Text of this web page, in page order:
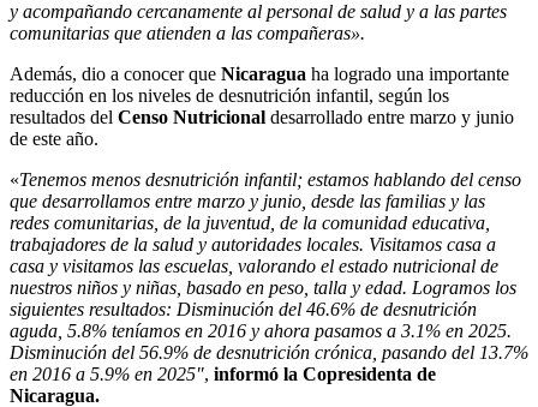
y acompañando cercanamente al personal de salud y a las partes
comunitarias que atienden a las compañeras».
Además, dio a conocer que Nicaragua ha logrado una importante
reducción en los niveles de desnutrición infantil, según los
resultados del Censo Nutricional desarrollado entre marzo y junio
de este año.
«Tenemos menos desnutrición infantil; estamos hablando del censo
que desarrollamos entre marzo y junio, desde las familias y las
redes comunitarias, de la juventud, de la comunidad educativa,
trabajadores de la salud y autoridades locales. Visitamos casa a
casa y visitamos las escuelas, valorando el estado nutricional de
nuestros niños y niñas, basado en peso, talla y edad. Logramos los
siguientes resultados: Disminución del 46.6% de desnutrición
aguda, 5.8% teníamos en 2016 y ahora pasamos a 3.1% en 2025.
Disminución del 56.9% de desnutrición crónica, pasando del 13.7%
en 2016 a 5.9% en 2025″, informó la Copresidenta de
Nicaragua.